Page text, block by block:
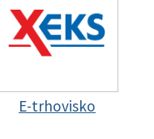
E-trhovisko